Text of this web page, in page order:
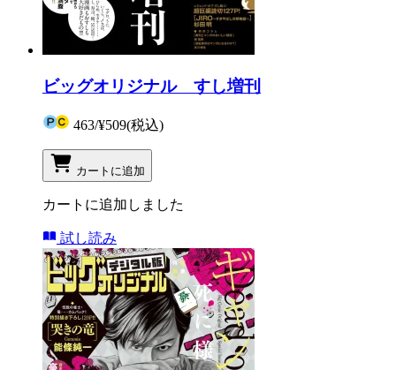
ビッグオリジナル すし増刊
463/¥509(税込)
カートに追加
カートに追加しました
試し読み